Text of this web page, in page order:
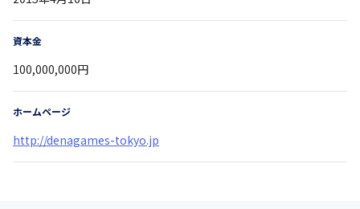
資本金
100,000,000円
ホームページ
http://denagames-tokyo.jp